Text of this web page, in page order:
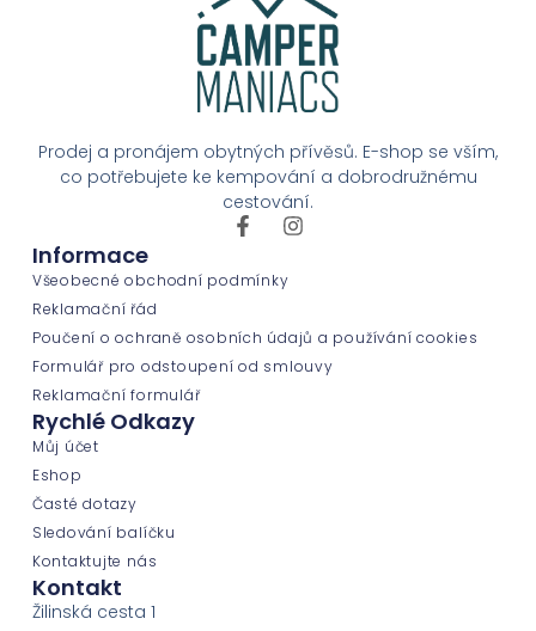
Prodej a pronájem obytných přívěsů. E-shop se vším,
co potřebujete ke kempování a dobrodružnému
cestování.
Informace
Všeobecné obchodní podmínky
Reklamační řád
Poučení o ochraně osobních údajů a používání cookies
Formulář pro odstoupení od smlouvy
Reklamační formulář
Rychlé Odkazy
Můj účet
Eshop
Časté dotazy
Sledování balíčku
Kontaktujte nás
Kontakt
Žilinská cesta 1